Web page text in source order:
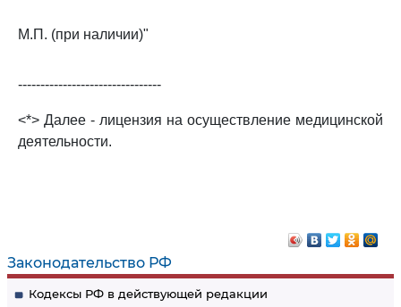
Законодательство РФ
Кодексы РФ в действующей редакции
М.П. (при наличии)"
--------------------------------
<*> Далее - лицензия на осуществление медицинской
деятельности.